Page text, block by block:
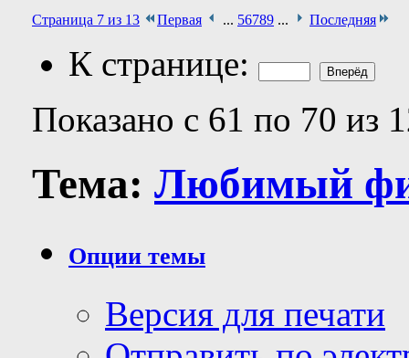
Страница 7 из 13 Первая ... 56789 ... Последняя
К странице:
Показано с 61 по 70 из
Тема: Любимый
Опции темы
Версия для печати